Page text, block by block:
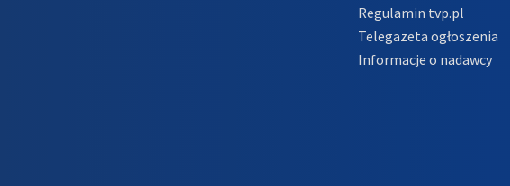
Regulamin tvp.pl
Telegazeta ogłoszenia
Informacje o nadawcy